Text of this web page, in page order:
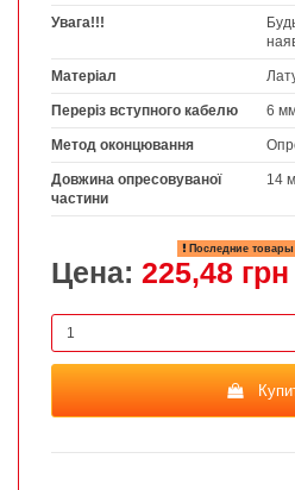
Увага!!!
Матеріал
Переріз вступного кабелю 6
Метод оконцювання
Довжина опресовуваної
частини
14
Последние
Цена: 225,48 грн